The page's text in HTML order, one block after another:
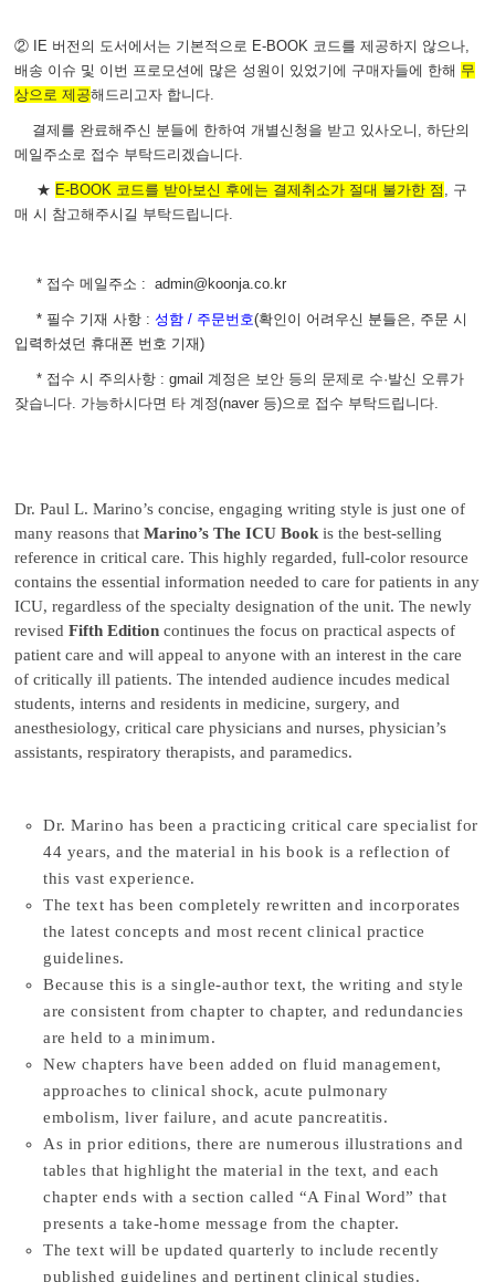
② IE 버전의 도서에서는 기본적으로 E-BOOK 코드를 제공하지 않으나,
배송 이슈 및 이번 프로모션에 많은 성원이 있었기에 구매자들에 한해 무
상으로 제공해 드리고자 합니다.
결제를 완료해주신 분들에 한하여 개별신청을 받고 있사오니, 하단의
메일주소로 접수 부탁드리겠습니다.
★ E-BOOK 코드를 받아보신 후에는 결제취소가 절대 불가한 점 , 구
매 시 참고해주시길 부탁드립니다.
* 접수 메일주소 : admin@koonja.co.kr
* 필수 기재 사항 : 성함 / 주문번호(확인이 어려우신 분들은, 주문 시
입력하셨던 휴대폰 번호 기재)
* 접수 시 주의사항 : gmail 계정은 보안 등의 문제로 수·발신 오류가
잦습니다. 가능하시다면 타 계정(naver 등)으로 접수 부탁드립니다.
Dr. Paul L. Marino’s concise, engaging writing style is just one of
many reasons thatMarino’s The ICU Bookis the best-selling
reference in critical care. This highly regarded, full-color resource
contains the essential information needed to care for patients in any
ICU, regardless of the specialty designation of the unit. The newly
revisedFifth Edition continues the focus on practical aspects of
patient care and will appeal to anyone with an interest in the care
of critically ill patients. The intended audience incudes medical
students, interns and residents in medicine, surgery, and
anesthesiology, critical care physicians and nurses, physician’s
assistants, respiratory therapists, and paramedics.
Dr. Marino has been a practicing critical care specialist for
44 years, and the material in his book is a reflection of
this vast experience.
The text has been completely rewritten and incorporates
the latest concepts and most recent clinical practice
guidelines.
Because this is a single-author text, the writing and style
are consistent from chapter to chapter, and redundancies
are held to a minimum.
New chapters have been added on fluid management,
approaches to clinical shock, acute pulmonary
embolism, liver failure, and acute pancreatitis.
As in prior editions, there are numerous illustrations and
tables that highlight the material in the text, and each
chapter ends with a section called “A Final Word” that
presents a take-home message from the chapter.
The text will be updated quarterly to include recently
published guidelines and pertinent clinical studies.